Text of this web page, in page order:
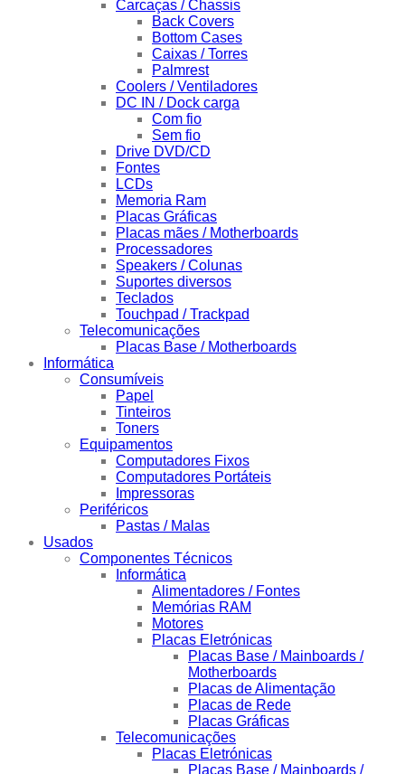
Carcaças / Chassis
Back Covers
Bottom Cases
Caixas / Torres
Palmrest
Coolers / Ventiladores
DC IN / Dock carga
Com fio
Sem fio
Drive DVD/CD
Fontes
LCDs
Memoria Ram
Placas Gráficas
Placas mães / Motherboards
Processadores
Speakers / Colunas
Suportes diversos
Teclados
Touchpad / Trackpad
Telecomunicações
Placas Base / Motherboards
Informática
Consumíveis
Papel
Tinteiros
Toners
Equipamentos
Computadores Fixos
Computadores Portáteis
Impressoras
Periféricos
Pastas / Malas
Usados
Componentes Técnicos
Informática
Alimentadores / Fontes
Memórias RAM
Motores
Placas Eletrónicas
Placas Base / Mainboards /
Motherboards
Placas de Alimentação
Placas de Rede
Placas Gráficas
Telecomunicações
Placas Eletrónicas
Placas Base / Mainboards /